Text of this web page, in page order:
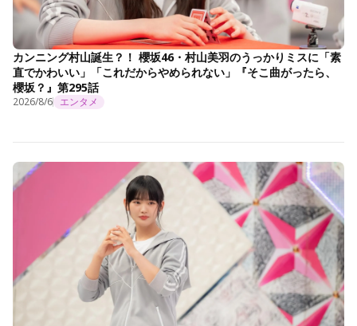
カンニング村山誕生？！ 櫻坂46・村山美羽のうっかりミスに「素
直でかわいい」「これだからやめられない」『そこ曲がったら、
櫻坂？』第295話
2026/8/6 エンタメ